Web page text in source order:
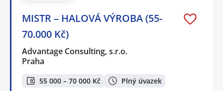
MISTR – HALOVÁ VÝROBA (55-
70.000 Kč)
Advantage Consulting, s.r.o.
Praha
55 000 – 70 000 Kč Plný úvazek